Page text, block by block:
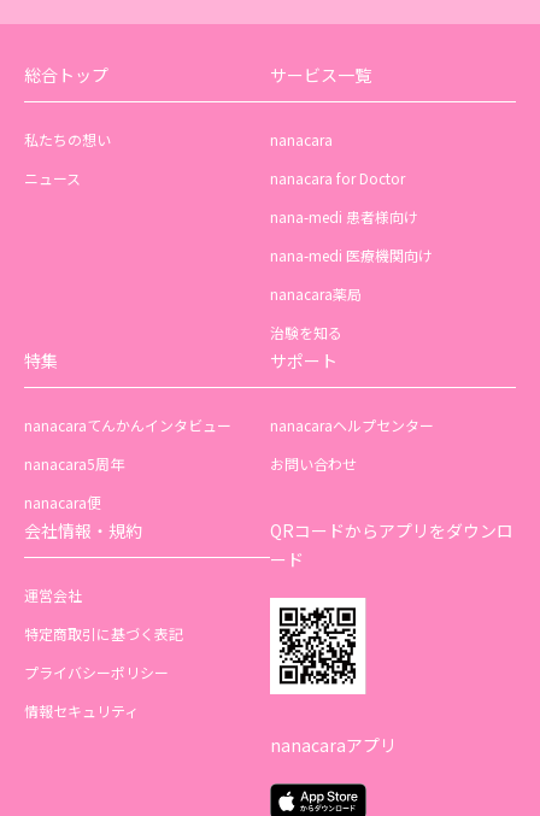
総合トップ
私たちの想い
ニュース
サービス一覧
nanacara
nanacara for Doctor
nana-medi 患者様向け
nana-medi 医療機関向け
nanacara薬局
治験を知る
特集
nanacaraてんかんインタビュー
nanacara5周年
nanacara便
サポート
nanacaraヘルプセンター
お問い合わせ
会社情報・規約
運営会社
特定商取引に基づく表記
プライバシーポリシー
情報セキュリティ
QRコードからアプリをダウンロ
ード
nanacaraアプリ